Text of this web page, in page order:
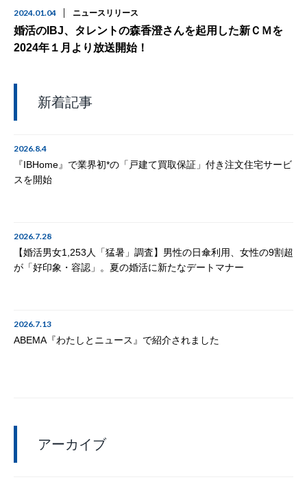
2024.01.04 ニュースリリース
婚活のIBJ、タレントの森香澄さんを起用した新ＣＭを
2024年１月より放送開始！
新着記事
2026.8.4
『IBHome』で業界初*の「戸建て買取保証」付き注文住宅サービ
スを開始
2026.7.28
【婚活男女1,253人「猛暑」調査】男性の日傘利用、女性の9割超
が「好印象・容認」。夏の婚活に新たなデートマナー
2026.7.13
ABEMA『わたしとニュース』で紹介されました
アーカイブ